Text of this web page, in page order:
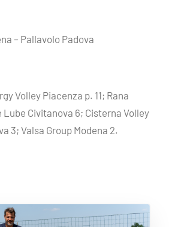
– Pallavolo Padova
Volley Piacenza p. 11; Rana
Lube Civitanova 6; Cisterna Volley
3; Valsa Group Modena 2.